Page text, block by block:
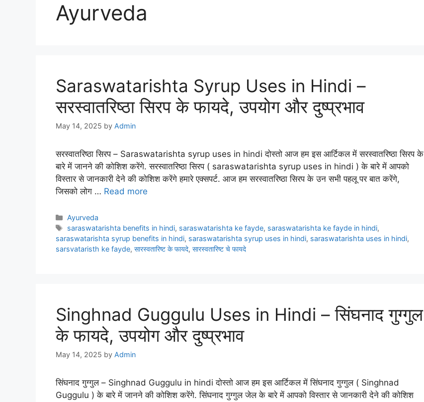
Ayurveda
Saraswatarishta Syrup Uses in Hindi –
सरस्वातरिष्ठा सिरप के फायदे, उपयोग और दुष्प्रभाव
May 14, 2025 by Admin
सरस्वातरिष्ठा सिरप – Saraswatarishta syrup uses in hindi दोस्तो आज हम इस आर्टिकल में सरस्वातरिष्ठा सिरप के
बारे में जानने की कोशिश करेंगे. सरस्वातरिष्ठा सिरप ( saraswatarishta syrup uses in hindi ) के बारे में आपको
विस्तार से जानकारी देने की कोशिश करेंगे हमारे एक्सपर्ट. आज हम सरस्वातरिष्ठा सिरप के उन सभी पहलू पर बात करेंगे,
जिसको लोग … Read more
Categories
Ayurveda
Tags
saraswatarishta benefits in hindi, saraswatarishta ke fayde, saraswatarishta ke fayde in hindi,
saraswatarishta syrup benefits in hindi, saraswatarishta syrup uses in hindi, saraswatarishta uses in hindi,
sarsvataristh ke fayde, सारस्वतारिष्ट के फायदे, सारस्वतारिष्ट चे फायदे
Singhnad Guggulu Uses in Hindi – सिंघनाद गुग्गुल
के फायदे, उपयोग और दुष्प्रभाव
May 14, 2025 by Admin
सिंघनाद गुग्गुल – Singhnad Guggulu in hindi दोस्तो आज हम इस आर्टिकल में सिंघनाद गुग्गुल ( Singhnad
Guggulu ) के बारे में जानने की कोशिश करेंगे. सिंघनाद गुग्गुल जेल के बारे में आपको विस्तार से जानकारी देने की कोशिश